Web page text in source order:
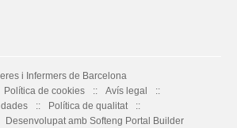
i Infermers de Barcelona
Política de cookies
Avís legal
Política de qualitat
Desenvolupat amb Softeng Portal Builder